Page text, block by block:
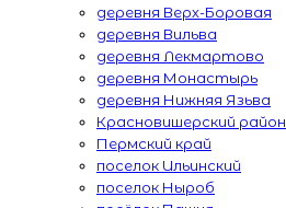
деревня Верх-Боровая
деревня Вильва
деревня Лекмартово
деревня Монастырь
деревня Нижняя Язьва
Красновишерский район
Пермский край
поселок Ильинский
поселок Ныроб